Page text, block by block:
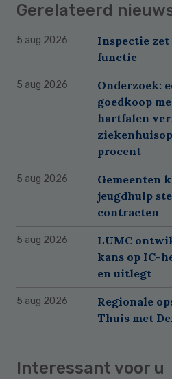
Gerelateerd
5 aug 2026
Inspectie
functie
5 aug 2026
Onderzoek:
goedkoop
hartfalen
procent
5 aug 2026
Gemeenten
jeugdhulp
contracten
5 aug 2026
LUMC
kans op IC-
en uitlegt
5 aug 2026
Regionale
Thuis met
Interessant voor u